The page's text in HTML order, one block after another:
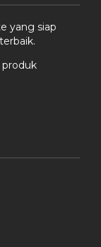
yang siap
produk